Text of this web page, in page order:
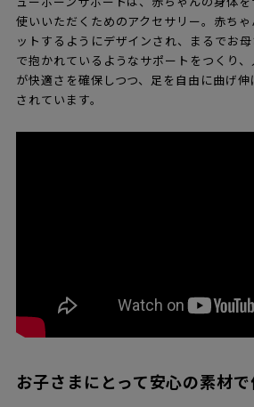
使いいただくためのアクセサリー。赤ちゃ
ットするようにデザインされ、まるでお
で抱かれているようなサポートをつくり
が快適さを確保しつつ、足を自由に曲げ
されています。
お子さまにとって安心の素材